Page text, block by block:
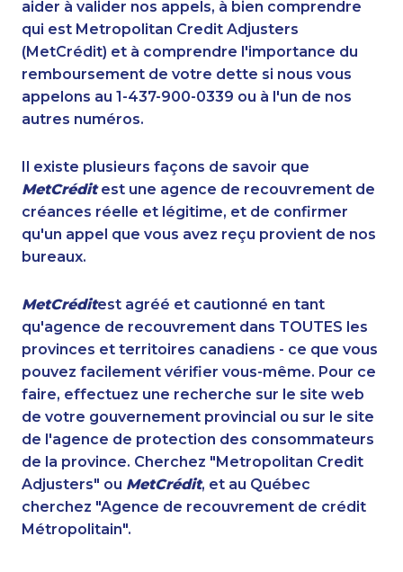
aider à valider nos appels, à bien comprendre
qui est Metropolitan Credit Adjusters
(MetCrédit) et à comprendre l'importance du
remboursement de votre dette si nous vous
appelons au 1-437-900-0339 ou à l'un de nos
autres numéros.
Il existe plusieurs façons de savoir que
MetCréditest une agence de recouvrement de
créances réelle et légitime, et de confirmer
qu'un appel que vous avez reçu provient de nos
bureaux.
MetCréditest agréé et cautionné en tant
qu'agence de recouvrement dans TOUTES les
provinces et territoires canadiens - ce que vous
pouvez facilement vérifier vous-même. Pour ce
faire, effectuez une recherche sur le site web
de votre gouvernement provincial ou sur le site
de l'agence de protection des consommateurs
de la province. Cherchez "Metropolitan Credit
Adjusters" ou MetCrédit, et au Québec
cherchez "Agence de recouvrement de crédit
Métropolitain".